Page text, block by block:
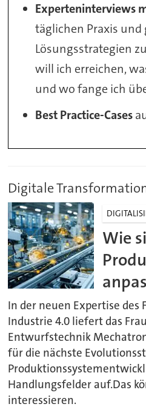
Experteninterviews
täglichen Praxis und
Lösungsstrategien
will ich erreichen,
und wo fange ich
Best Practice-Cases
Digitale
Wie
In der neuen Expertise des
Industrie 4.0 liefert das
Entwurfstechnik
für die nächste
Handlungsfelder auf.Das
interessieren.